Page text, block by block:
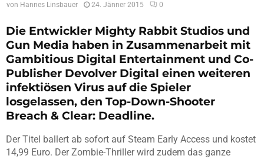
von Hannes Linsbauer 24. Jänner 2015 0
Die Entwickler Mighty Rabbit Studios und
Gun Media haben in Zusammenarbeit mit
Gambitious Digital Entertainment und Co-
Publisher Devolver Digital einen weiteren
infektiösen Virus auf die Spieler
losgelassen, den Top-Down-Shooter
Breach & Clear: Deadline.
Der Titel ballert ab sofort auf Steam Early Access und kostet
14,99 Euro. Der Zombie-Thriller wird zudem das ganze